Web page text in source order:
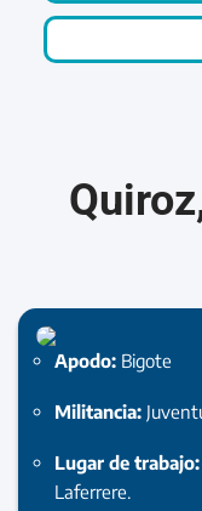
Apodo: Bigote
Militancia:
Lugar de trabajo:
Laferrere.